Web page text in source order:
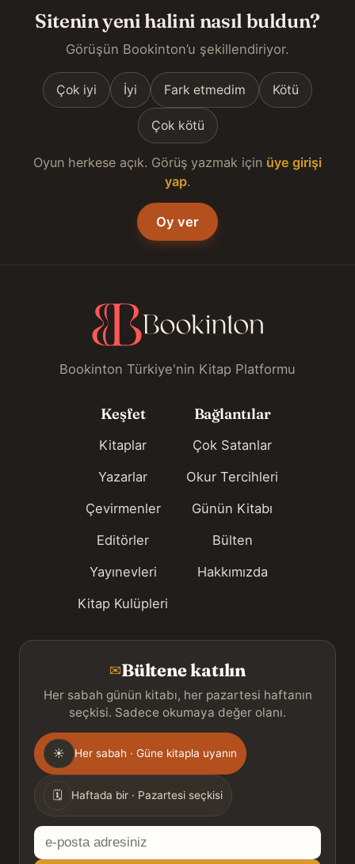
Sitenin yeni halini nasıl buldun?
Görüşün Bookinton’u şekillendiriyor.
Çok iyi İyi Fark etmedim Kötü
Çok kötü
Oyun herkese açık. Görüş yazmak için üye girişi
yap.
Oy ver
Bookinton Türkiye'nin Kitap Platformu
Keşfet
Kitaplar
Yazarlar
Çevirmenler
Editörler
Yayınevleri
Kitap Kulüpleri
Bağlantılar
Çok Satanlar
Okur Tercihleri
Günün Kitabı
Bülten
Hakkımızda
✉Bültene katılın
Her sabah günün kitabı, her pazartesi haftanın
seçkisi. Sadece okumaya değer olanı.
Gönderim
sıklığı
☀ Her sabah · Güne kitapla uyanın
🗓 Haftada bir · Pazartesi seçkisi
E-